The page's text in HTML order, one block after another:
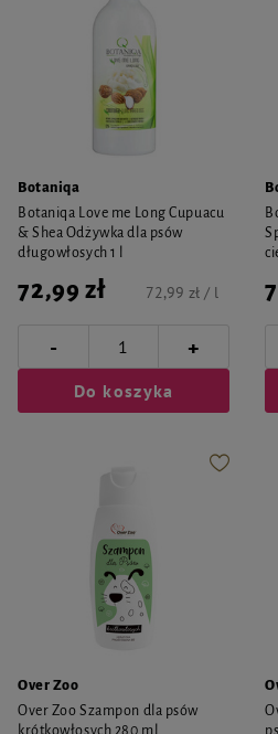
Botaniqa
Botaniqa Love me Long Cupuacu
& Shea Odżywka dla psów
długowłosych 1 l
72,99 zł 72,99 zł / l
- +
Do koszyka
Over Zoo
Over Zoo Szampon dla psów
krótkowłosych 280 ml